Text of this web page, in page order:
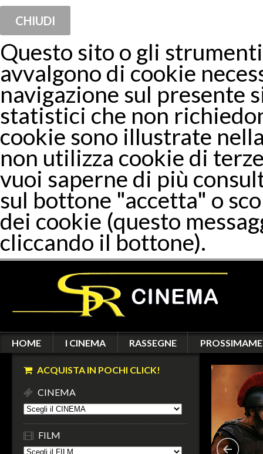
CHIUDI
Questo sito o gli
avvalgono di cookie
navigazione sul presente
statistici che non
cookie sono illustrate
non utilizza cookie di
vuoi saperne di più
sul bottone "accetta" o
dei cookie (questo
cliccando il bottone).
HOME I CINEMA RASSEGNE
ACQUISTA IN POCHI CLICK!
CINEMA
FILM